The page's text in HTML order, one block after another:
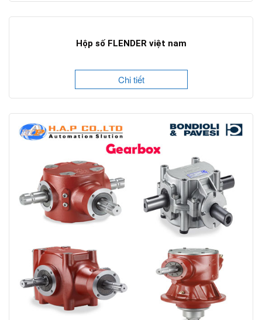
Hộp số FLENDER việt nam
Chi tiết